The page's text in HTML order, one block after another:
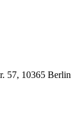
57, 10365 Berlin